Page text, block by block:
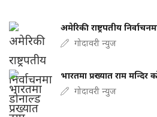
अमेरिकी राष्ट्रपतीय
गोदावरी न्युज
भारतमा प्रख्यात राम मन्दिर को
गोदावरी न्युज